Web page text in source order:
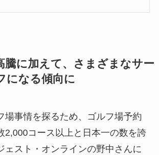
騰に加えて、さまざまなサー
になる傾向に
事情を探るため、ゴルフ場予約
2,000コース以上と日本一の数を誇
ェスト・オンラインの野中さんに